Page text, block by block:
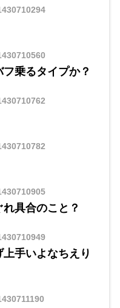
乗るタイプか？
具合のこと？
手いよなちえり